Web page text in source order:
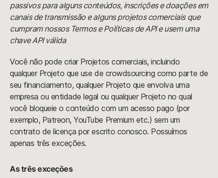
passivos para alguns conteúdos, inscrições e doações em
canais de transmissão e alguns projetos comerciais que
cumpram nossos Termos e Políticas de API e usem uma
chave API válida
Você não pode criar Projetos comerciais, incluindo
qualquer Projeto que use de crowdsourcing como parte de
seu financiamento, qualquer Projeto que envolva uma
empresa ou entidade legal ou qualquer Projeto no qual
você bloqueie o conteúdo com um acesso pago (por
exemplo, Patreon, YouTube Premium etc.) sem um
contrato de licença por escrito conosco. Possuímos
apenas três exceções.
As três exceções